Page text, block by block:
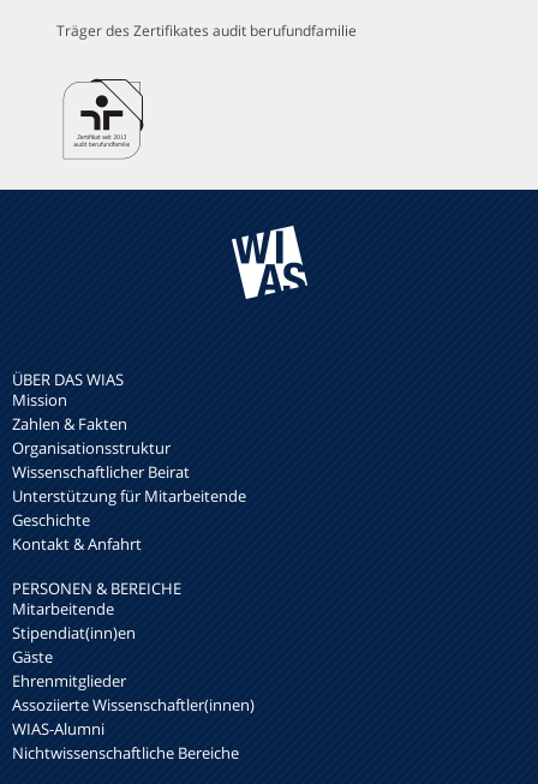
Träger des Zertifikates audit berufundfamilie
ÜBER DAS WIAS
Mission
Zahlen & Fakten
Organisationsstruktur
Wissenschaftlicher Beirat
Unterstützung für Mitarbeitende
Geschichte
Kontakt & Anfahrt
PERSONEN & BEREICHE
Mitarbeitende
Stipendiat(inn)en
Gäste
Ehrenmitglieder
Assoziierte Wissenschaftler(innen)
WIAS-Alumni
Nichtwissenschaftliche Bereiche